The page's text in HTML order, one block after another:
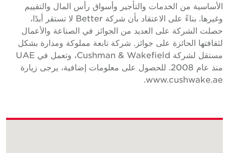
الأساسية من الخدمات والتأجير وأسواق رأس المال والتقييم
وغيرها. بناءً على الاعتقاد بأن شركة Better لا تستقر أبدًا،
حصلت الشركة على العديد من الجوائز في الصناعة والأعمال
لثقافتها الحائزة على جوائز. شركة تابعة مملوكة ومدارة بشكل
مستقل لشركة Cushman & Wakefield، وتعمل في UAE
منذ عام 2008. للحصول على معلومات إضافية، يرجى زيارة
www.cushwake.ae.